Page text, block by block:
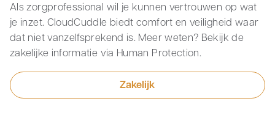
Als zorgprofessional wil je kunnen vertrouwen op wat
je inzet. CloudCuddle biedt comfort en veiligheid waar
dat niet vanzelfsprekend is. Meer weten? Bekijk de
zakelijke informatie via Human Protection.
Zakelijk